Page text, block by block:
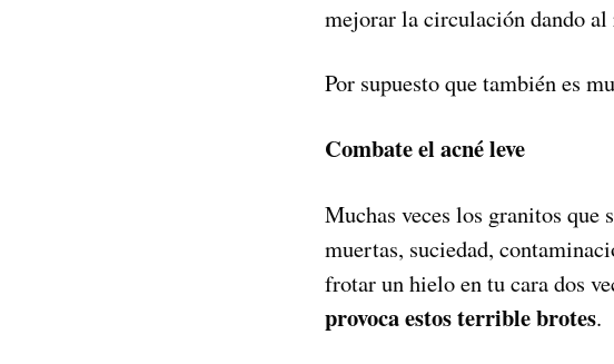
mejorar la circulación dando al
Por supuesto que también es
Combate el acné leve
Muchas veces los granitos que
muertas, suciedad,
frotar un hielo en tu cara dos
provoca estos terrible brotes.